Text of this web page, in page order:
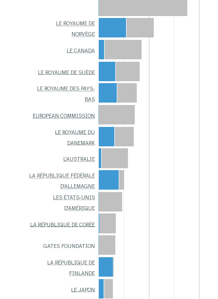
LE ROYAUME DE
NORVÈGE
LE CANADA
LE ROYAUME DE SUÈDE
LE ROYAUME DES PAYS-
BAS
EUROPEAN COMMISSION
LE ROYAUME DU
DANEMARK
L'AUSTRALIE
LA RÉPUBLIQUE FÉDÉRALE
D'ALLEMAGNE
LES ÉTATS-UNIS
D'AMÉRIQUE
LA RÉPUBLIQUE DE CORÉE
GATES FOUNDATION
LA RÉPUBLIQUE DE
FINLANDE
LE JAPON